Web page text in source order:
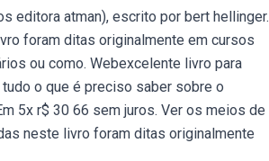
editora atman), escrito por bert hellinger.
foram ditas originalmente em cursos
ou como. Webexcelente livro para
o que é preciso saber sobre o
5x r$ 30 66 sem juros. Ver os meios de
neste livro foram ditas originalmente